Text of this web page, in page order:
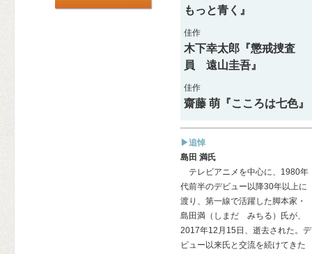
もっと青く』
佳作
木下幸太郎『懲戒捜査
員 遠山圭吾』
佳作
齋藤 萌『こころは七色』
▶追悼
島田 満氏
テレビアニメを中心に、1980年
代前半のデビュー以降30年以上に
渡り、第一線で活躍した脚本家・
島田満（しまだ みちる）氏が、
2017年12月15日、逝去された。デ
ビュー以来氏と交流を続けてきた